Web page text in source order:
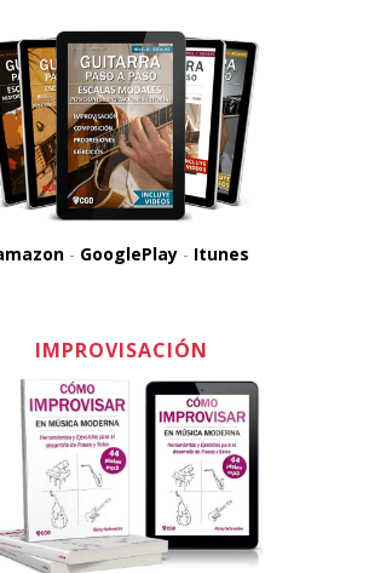
- GooglePlay- Itunes
IMPROVISACIÓN